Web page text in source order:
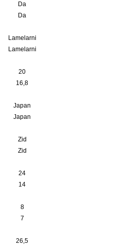
Da
Da
Lamelarni
Lamelarni
20
16,8
Japan
Japan
Zid
Zid
24
14
8
7
26,5